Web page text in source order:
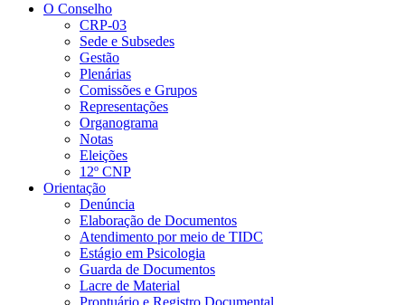
O Conselho
CRP-03
Sede e Subsedes
Gestão
Plenárias
Comissões e Grupos
Representações
Organograma
Notas
Eleições
12º CNP
Orientação
Denúncia
Elaboração de Documentos
Atendimento por meio de TIDC
Estágio em Psicologia
Guarda de Documentos
Lacre de Material